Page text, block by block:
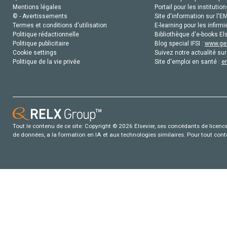
Mentions légales
© - Avertissements
Termes et conditions d'utilisation
Politique rédactionnelle
Politique publicitaire
Cookie settings
Politique de la vie privée
Portail pour les
Site d'information sur
E-learning pour les
Bibliothèque d'e-books
Blog special IFSI :
Suivez notre actualité
Site d'emploi en santé :
Tout le contenu de ce site: Copyright © 2026 Elsevier, ses concédants de
de données, a la formation en IA et aux technologies similaires. Pour tout